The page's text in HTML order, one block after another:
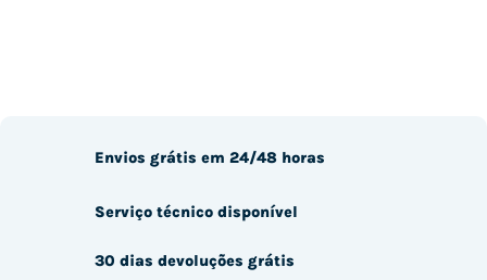
Envios grátis em 24/48 horas
Serviço técnico disponível
30 dias devoluções grátis